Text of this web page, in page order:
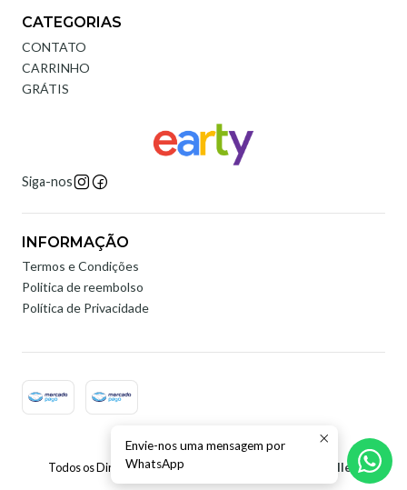
CATEGORIAS
CONTATO
CARRINHO
GRÁTIS
Siga-nos
INFORMAÇÃO
Termos e Condições
Politica de reembolso
Política de Privacidade
2026 Earty Digital.
Todos os Direitos Reservados.
Com tecnologia Jumpseller .
Envie-nos uma mensagem por
WhatsApp